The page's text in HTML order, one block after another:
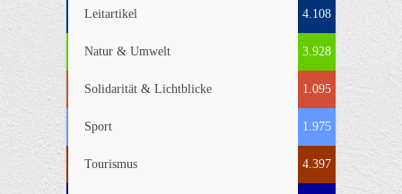
Leitartikel 4.108
Natur & Umwelt 3.928
Solidarität & Lichtblicke 1.095
Sport 1.975
Tourismus 4.397